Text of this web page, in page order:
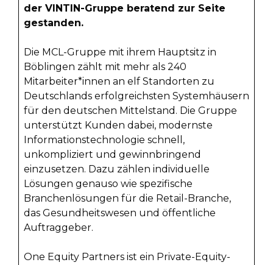
der VINTIN-Gruppe beratend zur Seite
gestanden.
Die MCL-Gruppe mit ihrem Hauptsitz in
Böblingen zählt mit mehr als 240
Mitarbeiter*innen an elf Standorten zu
Deutschlands erfolgreichsten Systemhäusern
für den deutschen Mittelstand. Die Gruppe
unterstützt Kunden dabei, modernste
Informationstechnologie schnell,
unkompliziert und gewinnbringend
einzusetzen. Dazu zählen individuelle
Lösungen genauso wie spezifische
Branchenlösungen für die Retail-Branche,
das Gesundheitswesen und öffentliche
Auftraggeber.
One Equity Partners ist ein Private-Equity-